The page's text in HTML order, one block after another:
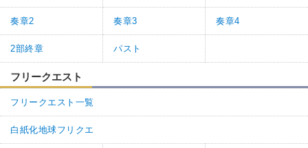
奏章2 奏章3 奏章4
2部終章 パスト
フリークエスト
フリークエスト一覧
白紙化地球フリクエ